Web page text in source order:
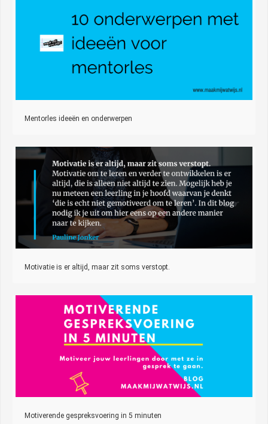
Mentorles ideeën en onderwerpen
Motivatie is er altijd, maar zit soms verstopt.
Motiverende gespreksvoering in 5 minuten